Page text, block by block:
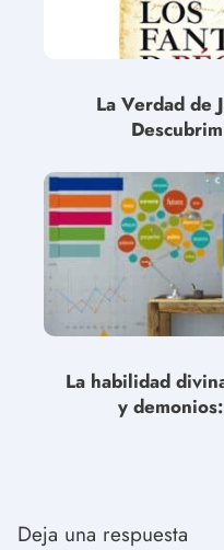
La Verdad de
La habilidad
y
Deja una respuesta